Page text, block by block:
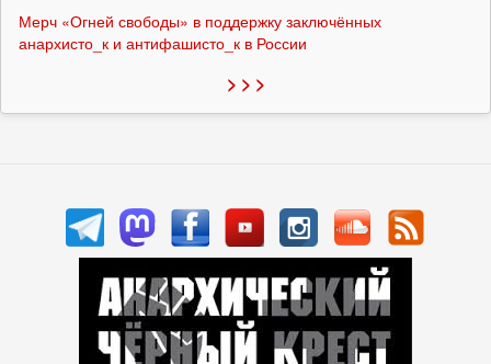
Мерч «Огней свободы» в поддержку заключённых
анархисто_к и антифашисто_к в России
> > >